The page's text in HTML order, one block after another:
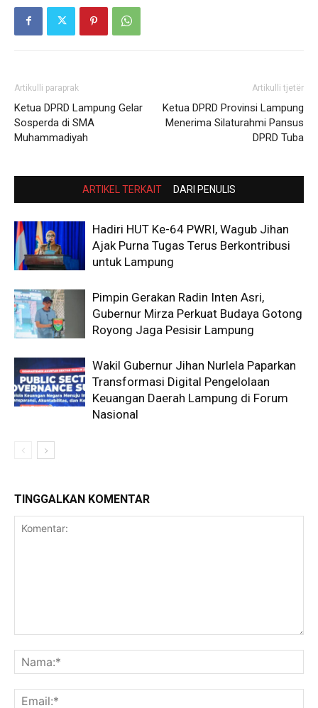
Artikulli paraprak
Ketua DPRD Lampung Gelar
Sosperda di SMA
Muhammadiyah
Artikulli tjetër
Ketua DPRD Provinsi Lampung
Menerima Silaturahmi Pansus
DPRD Tuba
ARTIKEL TERKAIT DARI PENULIS
Hadiri HUT Ke-64 PWRI, Wagub Jihan
Ajak Purna Tugas Terus Berkontribusi
untuk Lampung
Pimpin Gerakan Radin Inten Asri,
Gubernur Mirza Perkuat Budaya Gotong
Royong Jaga Pesisir Lampung
Wakil Gubernur Jihan Nurlela Paparkan
Transformasi Digital Pengelolaan
Keuangan Daerah Lampung di Forum
Nasional
TINGGALKAN KOMENTAR